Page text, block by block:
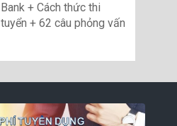
Bank + Cách thức thi
tuyển + 62 câu phỏng vấn